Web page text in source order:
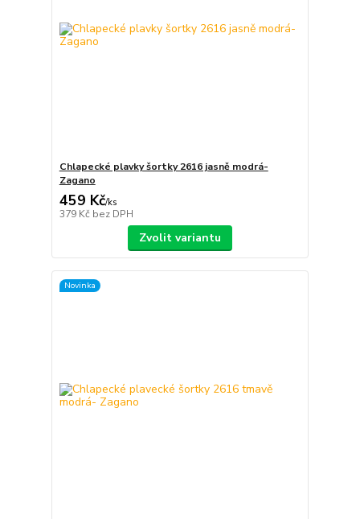
Chlapecké plavky šortky 2616 jasně modrá-
Zagano
459 Kč/ks
379 Kč bez DPH
Zvolit variantu
Novinka